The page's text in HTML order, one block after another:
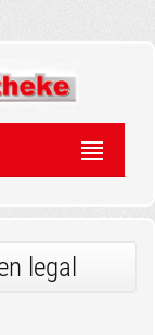
legal